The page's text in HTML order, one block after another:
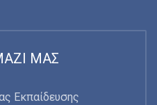
ΜΑΣ
Εκπαίδευσης